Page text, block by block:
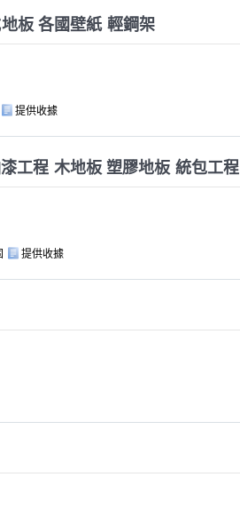
板 各國壁紙 輕鋼架
提供收據
工程 木地板 塑膠地板 統包工程
提供收據